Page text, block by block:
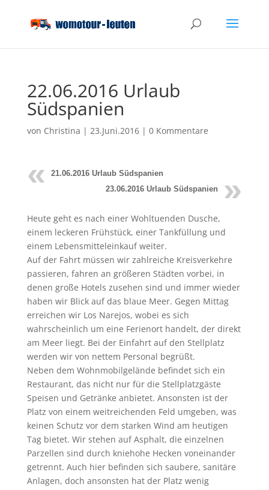
22.06.2016 Urlaub
Südspanien
von Christina | 23.Juni.2016| 0 Kommentare
21.06.2016 Urlaub Südspanien
23.06.2016 Urlaub Südspanien
Heute geht es nach einer Wohltuenden Dusche,
einem leckeren Frühstück, einer Tankfüllung und
einem Lebensmitteleinkauf weiter.
Auf der Fahrt müssen wir zahlreiche Kreisverkehre
passieren, fahren an größeren Städten vorbei, in
denen große Hotels zusehen sind und immer wieder
haben wir Blick auf das blaue Meer. Gegen Mittag
erreichen wir Los Narejos, wobei es sich
wahrscheinlich um eine Ferienort handelt, der direkt
am Meer liegt. Bei der Einfahrt auf den Stellplatz
werden wir von nettem Personal begrüßt.
Neben dem Wohnmobilgelände befindet sich ein
Restaurant, das nicht nur für die Stellplatzgäste
Speisen und Getränke anbietet. Ansonsten ist der
Platz von einem weitreichenden Feld umgeben, was
keinen Schutz vor dem starken Wind am heutigen
Tag bietet. Wir stehen auf Asphalt, die einzelnen
Parzellen sind durch kniehohe Hecken voneinander
getrennt. Auch hier befinden sich saubere, sanitäre
Anlagen, doch ansonsten hat der Platz wenig